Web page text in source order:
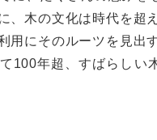
、木の文化は時代を超
用にそのルーツを見出
100年超、すばらしい